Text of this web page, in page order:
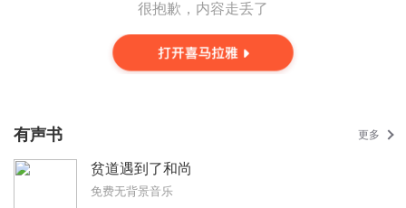
很抱歉，内容走丢了
有声书 更多
贫道遇到了和尚
免费无背景音乐